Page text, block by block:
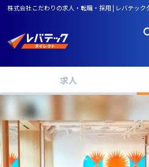
株式会社こだわりの求人・転職・採用 | レバテック
求人